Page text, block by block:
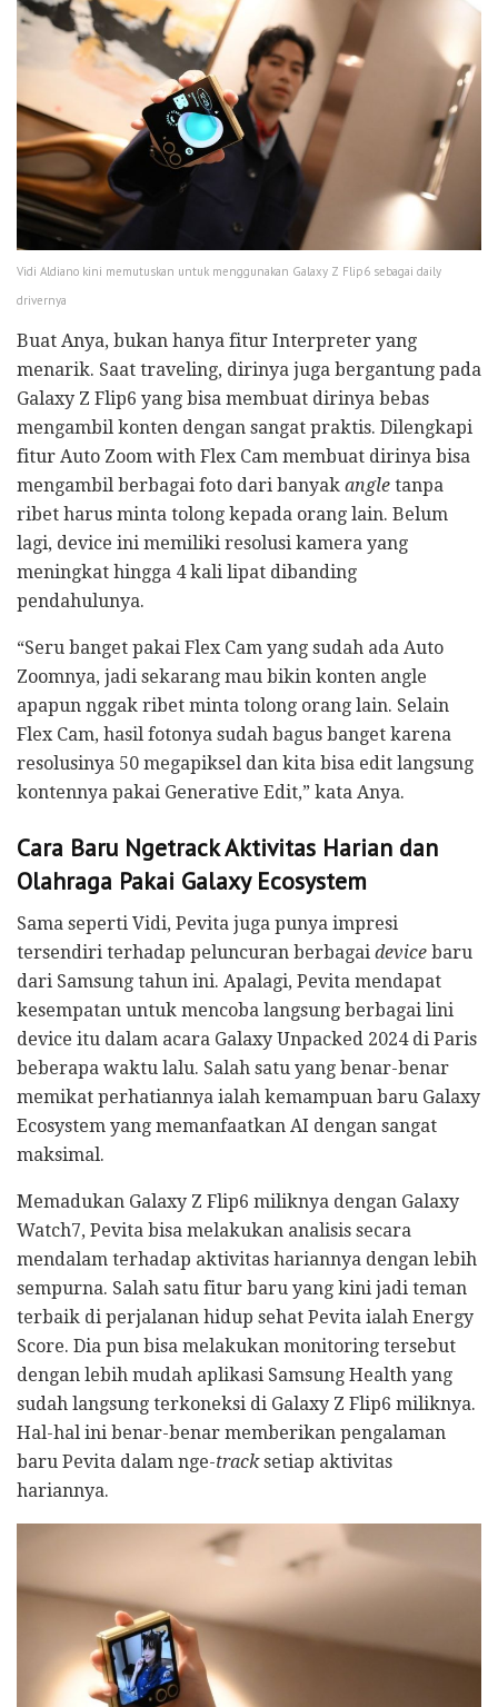
Vidi Aldiano kini memutuskan untuk menggunakan Galaxy Z Flip6 sebagai daily
drivernya
Buat Anya, bukan hanya fitur Interpreter yang
menarik. Saat traveling, dirinya juga bergantung pada
Galaxy Z Flip6 yang bisa membuat dirinya bebas
mengambil konten dengan sangat praktis. Dilengkapi
fitur Auto Zoom with Flex Cam membuat dirinya bisa
mengambil berbagai foto dari banyak angle tanpa
ribet harus minta tolong kepada orang lain. Belum
lagi, device ini memiliki resolusi kamera yang
meningkat hingga 4 kali lipat dibanding
pendahulunya.
“Seru banget pakai Flex Cam yang sudah ada Auto
Zoomnya, jadi sekarang mau bikin konten angle
apapun nggak ribet minta tolong orang lain. Selain
Flex Cam, hasil fotonya sudah bagus banget karena
resolusinya 50 megapiksel dan kita bisa edit langsung
kontennya pakai Generative Edit,” kata Anya.
Cara Baru Ngetrack Aktivitas Harian dan
Olahraga Pakai Galaxy Ecosystem
Sama seperti Vidi, Pevita juga punya impresi
tersendiri terhadap peluncuran berbagai device baru
dari Samsung tahun ini. Apalagi, Pevita mendapat
kesempatan untuk mencoba langsung berbagai lini
device itu dalam acara Galaxy Unpacked 2024 di Paris
beberapa waktu lalu. Salah satu yang benar-benar
memikat perhatiannya ialah kemampuan baru Galaxy
Ecosystem yang memanfaatkan AI dengan sangat
maksimal.
Memadukan Galaxy Z Flip6 miliknya dengan Galaxy
Watch7, Pevita bisa melakukan analisis secara
mendalam terhadap aktivitas hariannya dengan lebih
sempurna. Salah satu fitur baru yang kini jadi teman
terbaik di perjalanan hidup sehat Pevita ialah Energy
Score. Dia pun bisa melakukan monitoring tersebut
dengan lebih mudah aplikasi Samsung Health yang
sudah langsung terkoneksi di Galaxy Z Flip6 miliknya.
Hal-hal ini benar-benar memberikan pengalaman
baru Pevita dalam nge-tracksetiap aktivitas
hariannya.